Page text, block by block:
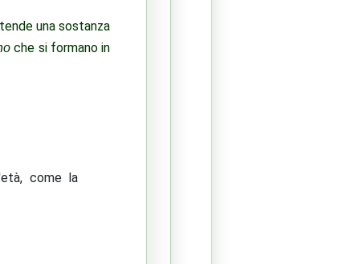
una sostanza
che si formano in
come la